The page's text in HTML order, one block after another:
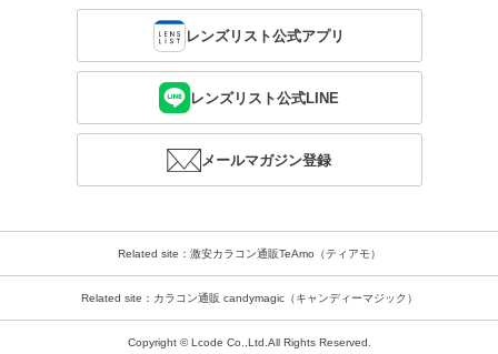
レンズリスト公式アプリ
レンズリスト公式LINE
メールマガジン登録
Related site：激安カラコン通販TeAmo（ティアモ）
Related site：カラコン通販 candymagic（キャンディーマジック）
Copyright © Lcode Co.,Ltd.All Rights Reserved.